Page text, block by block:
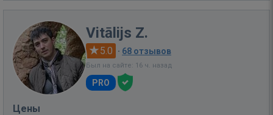
Vitālijs Z.
5.0 · 68 отзывов
Был на сайте: 16 ч. назад
PRO
Цены